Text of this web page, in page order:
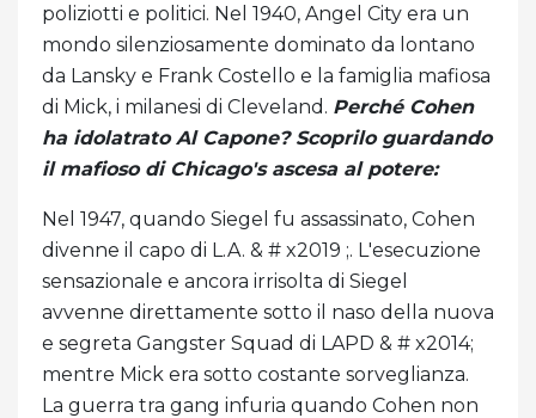
poliziotti e politici. Nel 1940, Angel City era un
mondo silenziosamente dominato da lontano
da Lansky e Frank Costello e la famiglia mafiosa
di Mick, i milanesi di Cleveland. Perché Cohen
ha idolatrato Al Capone? Scoprilo guardando
il mafioso di Chicago's ascesa al potere:
Nel 1947, quando Siegel fu assassinato, Cohen
divenne il capo di L.A. & # x2019 ;. L'esecuzione
sensazionale e ancora irrisolta di Siegel
avvenne direttamente sotto il naso della nuova
e segreta Gangster Squad di LAPD & # x2014;
mentre Mick era sotto costante sorveglianza.
La guerra tra gang infuria quando Cohen non